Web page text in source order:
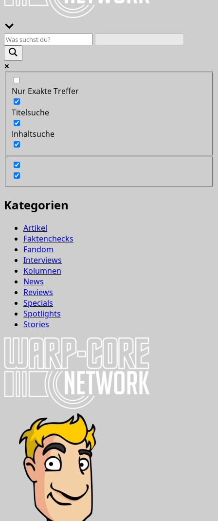
Nur Exakte Treffer
Titelsuche
Inhaltsuche
Kategorien
Artikel
Faktenchecks
Fandom
Interviews
Kolumnen
News
Reviews
Specials
Spotlights
Stories